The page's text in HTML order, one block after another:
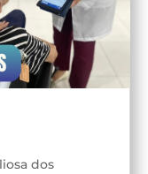
dos